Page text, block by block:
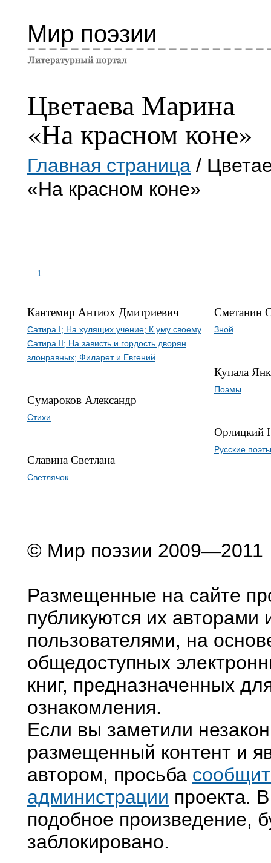
Мир поэзии
Цветаева Марина
«На красном коне»
Главная страница /
«На красном коне»
1
Кантемир Антиох Дмитриевич
Сатира I; На хулящих учение; К уму своему
Сатира II; На зависть и гордость дворян
злонравных; Филарет и Евгений
Сумароков Александр
Стихи
Славина Светлана
Светлячок
Сметанин
Зной
Купала
Поэмы
Орлицкий
Русские
© Мир поэзии 2009—2011
Размещенные на сайте
публикуются их авторами
пользователями, на
общедоступных
книг, предназначенных
ознакомления.
Если вы заметили
размещенный контент и
автором, просьба
администрации проекта.
подобное произведение,
заблокировано.